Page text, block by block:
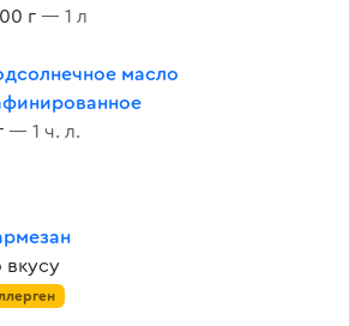
г — 1 л
масло
— 1 ч. л.
вкусу